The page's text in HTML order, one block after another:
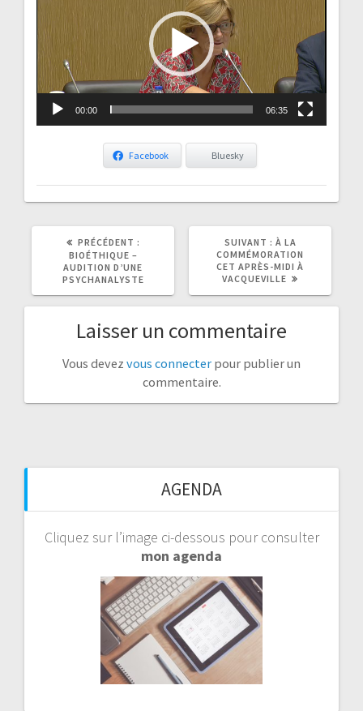
00:00 06:35
Facebook Bluesky
PRÉCÉDENT :
ARTICLE
PRÉCÉDENT
BIOÉTHIQUE –
AUDITION D’UNE
PSYCHANALYSTE
SUIVANT :
ARTICLE
À LA
COMMÉMORATION
CET APRÈS-MIDI À
VACQUEVILLE
Laisser un commentaire
Vous devez vous connecter pour publier un
commentaire.
AGENDA
Cliquez sur l’image ci-dessous pour consulter
mon agenda